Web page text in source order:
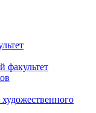
факультет